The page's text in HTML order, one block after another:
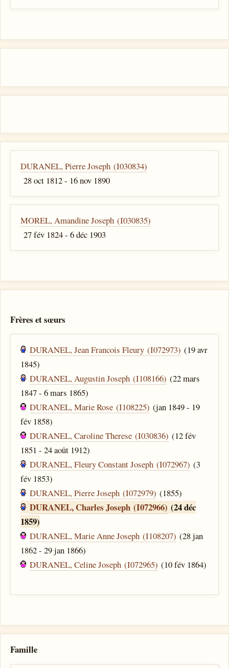
DURANEL, Pierre Joseph (I030834)
28 oct 1812 - 16 nov 1890
MOREL, Amandine Joseph (I030835)
27 fév 1824 - 6 déc 1903
Frères et sœurs
DURANEL, Jean Francois Fleury (I072973) (19 avr
1845)
DURANEL, Augustin Joseph (I108166) (22 mars
1847 - 6 mars 1865)
DURANEL, Marie Rose (I108225) (jan 1849 - 19
fév 1858)
DURANEL, Caroline Therese (I030836) (12 fév
1851 - 24 août 1912)
DURANEL, Fleury Constant Joseph (I072967) (3
fév 1853)
DURANEL, Pierre Joseph (I072979) (1855)
DURANEL, Charles Joseph (I072966) (24 déc
1859)
DURANEL, Marie Anne Joseph (I108207) (28 jan
1862 - 29 jan 1866)
DURANEL, Celine Joseph (I072965) (10 fév 1864)
Famille